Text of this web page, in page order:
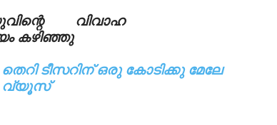
വിവാഹ
കഴിഞ്ഞു
തെറി ടീസറിന് ഒരു കോടിക്കു മേലേ
വ്യൂസ്